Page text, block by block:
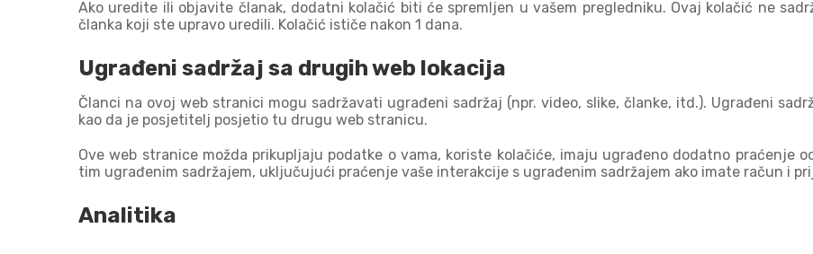
Ako uredite ili objavite članak, dodatni kolačić biti će spremljen u vašem pregledniku. Ovaj kolačić ne
članka koji ste upravo uredili. Kolačić ističe nakon 1 dana.
Ugrađeni sadržaj sa drugih web lokacija
Članci na ovoj web stranici mogu sadržavati ugrađeni sadržaj (npr. video, slike, članke, itd.). Ugrađeni
kao da je posjetitelj posjetio tu drugu web stranicu.
Ove web stranice možda prikupljaju podatke o vama, koriste kolačiće, imaju ugrađeno dodatno praćenje
tim ugrađenim sadržajem, uključujući praćenje vaše interakcije s ugrađenim sadržajem ako imate račun i
Analitika